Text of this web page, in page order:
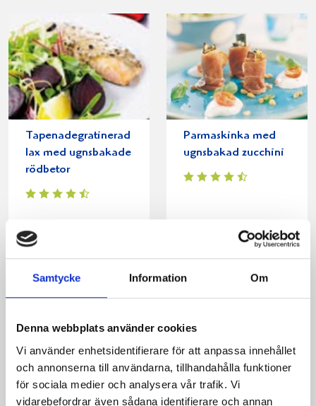
Samtycke Information Om
Denna webbplats använder cookies
Vi använder enhetsidentifierare för att anpassa innehållet
och annonserna till användarna, tillhandahålla funktioner
för sociala medier och analysera vår trafik. Vi
vidarebefordrar även sådana identifierare och annan
Tapenadegratinerad
lax med ugnsbakade
rödbetor
Parmaskinka med
ugnsbakad zucchini
Janssons frestelse
med rödbetor
Västerbottens-
gratinerade